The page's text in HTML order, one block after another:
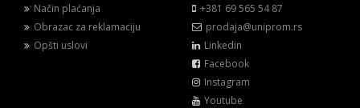
Način plaćanja
Obrazac za reklamaciju
Opšti uslovi
+381 69 565 54 87
prodaja@uniprom.rs
Linkedin
Facebook
Instagram
Youtube